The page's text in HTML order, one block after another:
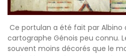
Ce portulan a été fait par Albino
cartographe Génois peu connu.
souvent moins décorés que le